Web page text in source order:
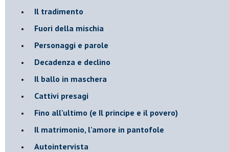
Il tradimento
Fuori della mischia
Personaggi e parole
Decadenza e declino
Il ballo in maschera
Cattivi presagi
Fino all'ultimo (e Il principe e il povero)
Il matrimonio, l'amore in pantofole
Autointervista